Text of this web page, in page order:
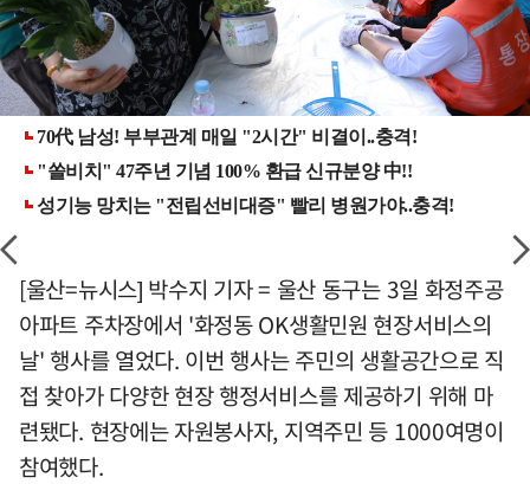
[울산=뉴시스] 박수지 기자 = 울산 동구는 3일 화정주공
아파트 주차장에서 '화정동 OK생활민원 현장서비스의
날' 행사를 열었다. 이번 행사는 주민의 생활공간으로 직
접 찾아가 다양한 현장 행정서비스를 제공하기 위해 마
련됐다. 현장에는 자원봉사자, 지역주민 등 1000여명이
참여했다.